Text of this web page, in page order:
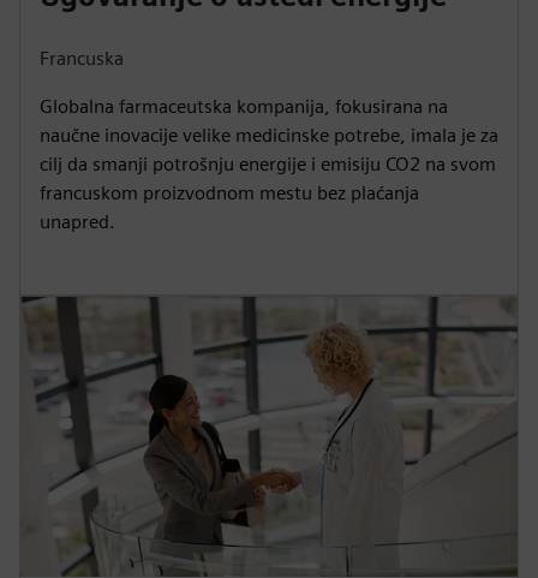
Francuska
Globalna farmaceutska kompanija, fokusirana na
naučne inovacije velike medicinske potrebe, imala je za
cilj da smanji potrošnju energije i emisiju CO2 na svom
francuskom proizvodnom mestu bez plaćanja
unapred.